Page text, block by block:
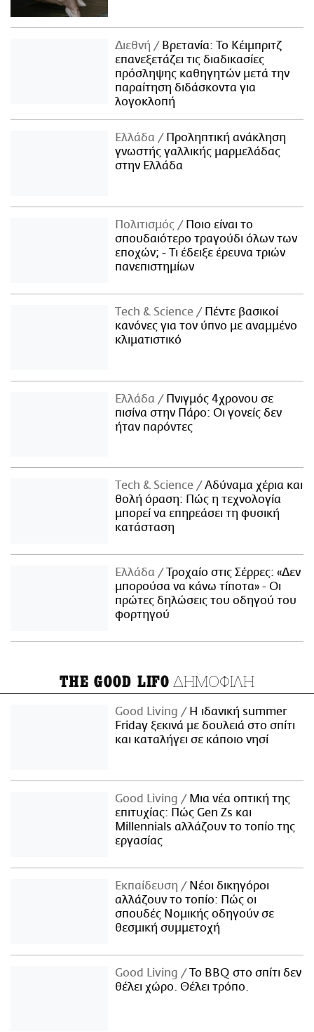
Διεθνή
Βρετανία: Το Κέιμπριτζ
επανεξετάζει τις διαδικασίες
πρόσληψης καθηγητών μετά την
παραίτηση διδάσκοντα για
λογοκλοπή
Ελλάδα
Προληπτική ανάκληση
γνωστής γαλλικής μαρμελάδας
στην Ελλάδα
Πολιτισμός
Ποιο είναι το
σπουδαιότερο τραγούδι όλων των
εποχών; - Τι έδειξε έρευνα τριών
πανεπιστημίων
Τech & Science
Πέντε βασικοί
κανόνες για τον ύπνο με αναμμένο
κλιματιστικό
Ελλάδα
Πνιγμός 4χρονου σε
πισίνα στην Πάρο: Οι γονείς δεν
ήταν παρόντες
Τech & Science
Αδύναμα χέρια και
θολή όραση: Πώς η τεχνολογία
μπορεί να επηρεάσει τη φυσική
κατάσταση
Ελλάδα
Τροχαίο στις Σέρρες: «Δεν
μπορούσα να κάνω τίποτα» - Οι
πρώτες δηλώσεις του οδηγού του
φορτηγού
THE GOOD LIFO ΔΗΜΟΦΙΛΗ
Good Living
Η ιδανική summer
Friday ξεκινά με δουλειά στο σπίτι
και καταλήγει σε κάποιο νησί
Good Living
Μια νέα οπτική της
επιτυχίας: Πώς Gen Zs και
Millennials αλλάζουν το τοπίο της
εργασίας
Εκπαίδευση
Νέοι δικηγόροι
αλλάζουν το τοπίο: Πώς οι
σπουδές Νομικής οδηγούν σε
θεσμική συμμετοχή
Good Living
Το BBQ στο σπίτι δεν
θέλει χώρο. Θέλει τρόπο.